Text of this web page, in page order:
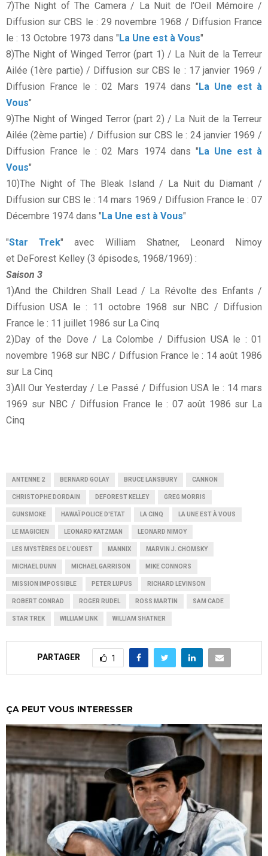
7)The Night of The Camera / La Nuit de l'Oeil Mémoire /
Diffusion sur CBS le : 29 novembre 1968 / Diffusion France
le : 13 Octobre 1973 dans " La Une est à Vous"
8)The Night of Winged Terror (part 1) / La Nuit de la Terreur
Ailée (1ère partie) / Diffusion sur CBS le : 17 janvier 1969 /
Diffusion France le : 02 Mars 1974 dans " La Une est à
Vous"
9)The Night of Winged Terror (part 2) / La Nuit de la Terreur
Ailée (2ème partie) / Diffusion sur CBS le : 24 janvier 1969 /
Diffusion France le : 02 Mars 1974 dans " La Une est à
Vous"
10)The Night of The Bleak Island / La Nuit du Diamant /
Diffusion sur CBS le : 14 mars 1969 / Diffusion France le : 07
Décembre 1974 dans " La Une est à Vous"
"Star Trek" avec William Shatner, Leonard Nimoy
et DeForest Kelley (3 épisodes, 1968/1969) :
Saison 3
1)And the Children Shall Lead / La Révolte des Enfants /
Diffusion USA le : 11 octobre 1968 sur NBC / Diffusion
France le : 11 juillet 1986 sur La Cinq
2)Day of the Dove / La Colombe / Diffusion USA le : 01
novembre 1968 sur NBC / Diffusion France le : 14 août 1986
sur La Cinq
3)All Our Yesterday / Le Passé / Diffusion USA le : 14 mars
1969 sur NBC / Diffusion France le : 07 août 1986 sur La
Cinq
ANTENNE 2 BERNARD GOLAY BRUCE LANSBURY CANNON
CHRISTOPHE DORDAIN DEFOREST KELLEY GREG MORRIS
GUNSMOKE HAWAÏ POLICE D'ETAT LA CINQ LA UNE EST À VOUS
LE MAGICIEN LEONARD KATZMAN LEONARD NIMOY
LES MYSTÈRES DE L'OUEST MANNIX MARVIN J. CHOMSKY
MICHAEL DUNN MICHAEL GARRISON MIKE CONNORS
MISSION IMPOSSIBLE PETER LUPUS RICHARD LEVINSON
ROBERT CONRAD ROGER RUDEL ROSS MARTIN SAM CADE
STAR TREK WILLIAM LINK WILLIAM SHATNER
PARTAGER 1
ÇA PEUT VOUS INTERESSER